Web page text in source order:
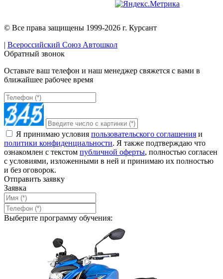
© Все права защищены 1999-2026 г. Курсант
| Всероссийский Союз Автошкол
Обратный звонок
Оставьте ваш телефон и наш менеджер свяжется с вами в
ближайшее рабочее время
Я принимаю условия пользовательского соглашения и
политики конфиденциальности. Я также подтверждаю что
ознакомлен с текстом публичной оферты, полностью согласен
с условиями, изложенными в ней и принимаю их полностью
и без оговорок.
Отправить заявку
Заявка
Выберите программу обучения: